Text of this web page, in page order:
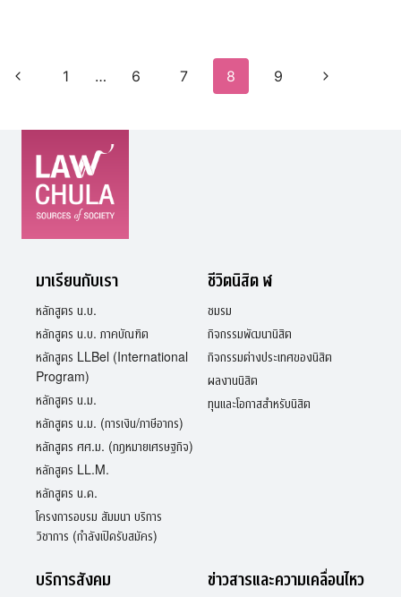
Page
Previous
1 … 6 7 8 9
Next
มาเรียนกับเรา
หลักสูตร น.บ.
หลักสูตร น.บ. ภาคบัณฑิต
หลักสูตร LLBel (International
Program)
หลักสูตร น.ม.
หลักสูตร น.ม. (การเงิน/ภาษีอากร)
หลักสูตร ศศ.ม. (กฎหมายเศรษฐกิจ)
หลักสูตร LL.M.
หลักสูตร น.ด.
โครงการอบรม สัมมนา บริการ
วิชาการ (กำลังเปิดรับสมัคร)
ชีวิตนิสิต ฬ
ชมรม
กิจกรรมพัฒนานิสิต
กิจกรรมต่างประเทศของนิสิต
ผลงานนิสิต
ทุนและโอกาสสำหรับนิสิต
บริการสังคม ข่าวสารและความเคลื่อนไหว